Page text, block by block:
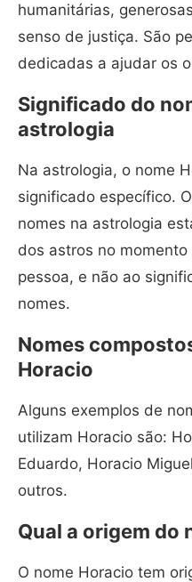
humanitárias,
senso de justiça. São
dedicadas a ajudar os
Significado do
astrologia
Na astrologia, o nome
significado específico.
nomes na astrologia
dos astros no
pessoa, e não ao
nomes.
Nomes
Horacio
Alguns exemplos de
utilizam Horacio são:
Eduardo, Horacio
outros.
Qual a origem do
O nome Horacio tem